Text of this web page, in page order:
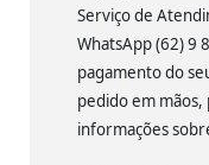
Serviço de
WhatsApp (62) 9
pagamento do
pedido em
informações